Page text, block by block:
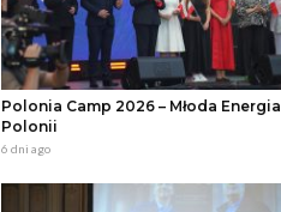
Polonia Camp 2026 – Młoda Energia
Polonii
6 dni ago